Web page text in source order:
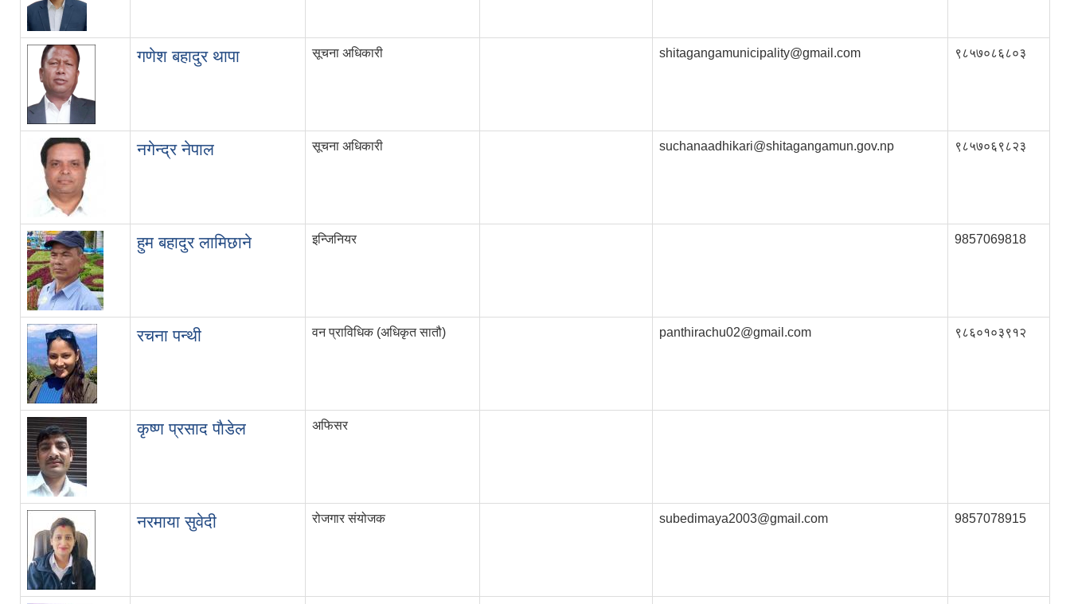
गणेश बहादुर थापा सूचना अधिकारी shitagangamunicipality@gmail.com ९८५७०८६८०३
नगेन्द्र नेपाल सूचना अधिकारी suchanaadhikari@shitagangamun.gov.np ९८५७०६९८२३
हुम बहादुर लामिछाने इन्जिनियर 9857069818
रचना पन्थी वन प्राविधिक (अधिकृत सातौ) panthirachu02@gmail.com ९८६०१०३९१२
कृष्ण प्रसाद पाैडेल अफिसर
नरमाया सुवेदी रोजगार संयोजक subedimaya2003@gmail.com 9857078915